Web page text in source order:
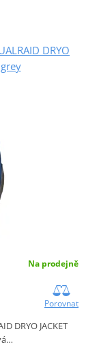
DRYO
Na prodejně
Porovnat
DRYO JACKET